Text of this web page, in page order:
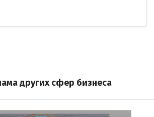
других сфер бизнеса